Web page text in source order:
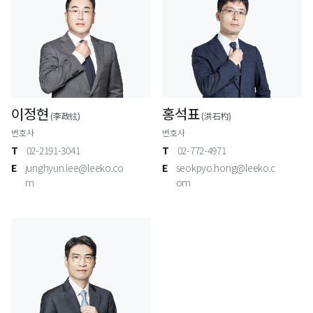
이정현 (李政铉)
변호사
T
02-2191-3041
E
junghyun.lee@leeko.co
m
홍석표 (洪石杓)
변호사
T
02-772-4971
E
seokpyo.hong@leeko.c
om